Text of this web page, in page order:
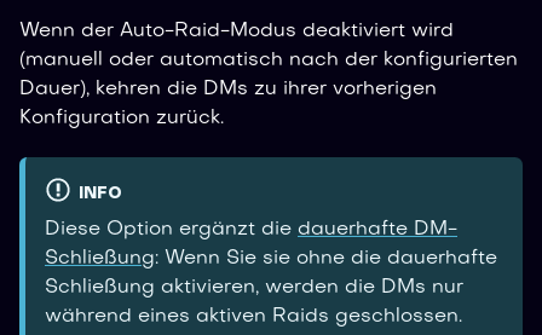
Wenn der Auto-Raid-Modus deaktiviert wird
(manuell oder automatisch nach der konfigurierten
Dauer), kehren die DMs zu ihrer vorherigen
Konfiguration zurück.
INFO
Diese Option ergänzt die dauerhafte DM-
Schließung: Wenn Sie sie ohne die dauerhafte
Schließung aktivieren, werden die DMs nur
während eines aktiven Raids geschlossen.